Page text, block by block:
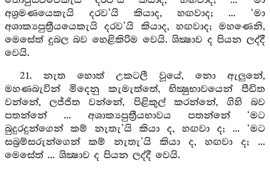
අශ්‍රමණයෙකැයි දරව’යි කියාද, හඟවාද; ... ‘මා
අශාක්‍යපුත්‍රීයයෙකැයි දරව’යි කියාද, හඟවාද; මහණෙනි,
මෙසේත් දුබල බව හෙළිකිරිම වෙයි. ශික්‍ෂාව ද පියන ලද්දී
වෙයි.
21. නැත හොත් උකටලී වූයේ, නො ඇලුනේ,
මහණබැවින් මිදෙනු කැමැත්තේ, භික්‍ෂුභාවයෙන් පීඩිත
වන්නේ, ලජ්ජිත වන්නේ, පිළිකුල් කරන්නේ, ගිහි බව
පතන්නේ ... අශාක්‍යපුත්‍රීයභාවය පතන්නේ ‘මට
බුදුරදුන්ගෙන් කම් නැතැ’යි කියා ද, හඟවා ද; ... ‘මට
සබ්‍රම්සරුන්ගෙන් කම් නැතැ’යි කියා ද, හඟවා ද; ...
මෙසේත් ... ශික්‍ෂාව ද පියන ලද්දී වෙයි.